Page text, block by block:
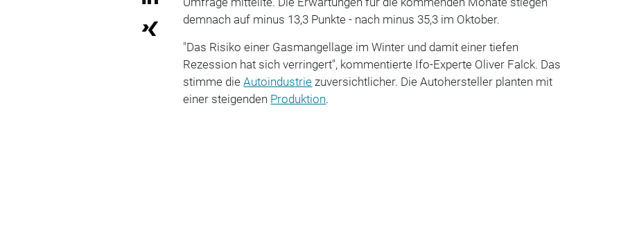
demnach auf minus 13,3 Punkte - nach minus 35,3 im Oktober.
"Das Risiko einer Gasmangellage im Winter und damit einer tiefen
Rezession hat sich verringert", kommentierte Ifo-Experte Oliver Falck. Das
stimme dieAutoindustrie zuversichtlicher. Die Autohersteller planten mit
einer steigenden Produktion.